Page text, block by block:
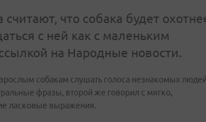
что собака будет
с ней как с маленьким
на Народные новости.
собакам слушать голоса незнакомых
фразы, второй же говорил с мягко,
ласковые выражения.